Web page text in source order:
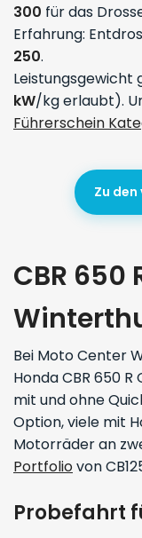
300 für das
Erfahrung:
250.
Leistungsgewicht
kW/kg erlaubt).
Führerschein
Zu
CBR 650
Bei Moto Center
Honda CBR 650
mit und ohne
Option, viele mit
Motorräder an
Portfoliovon
Probefahrt